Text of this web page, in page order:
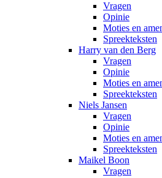
Vragen
Opinie
Moties en
Spreekteksten
Harry van den Berg
Vragen
Opinie
Moties en
Spreekteksten
Niels Jansen
Vragen
Opinie
Moties en
Spreekteksten
Maikel Boon
Vragen